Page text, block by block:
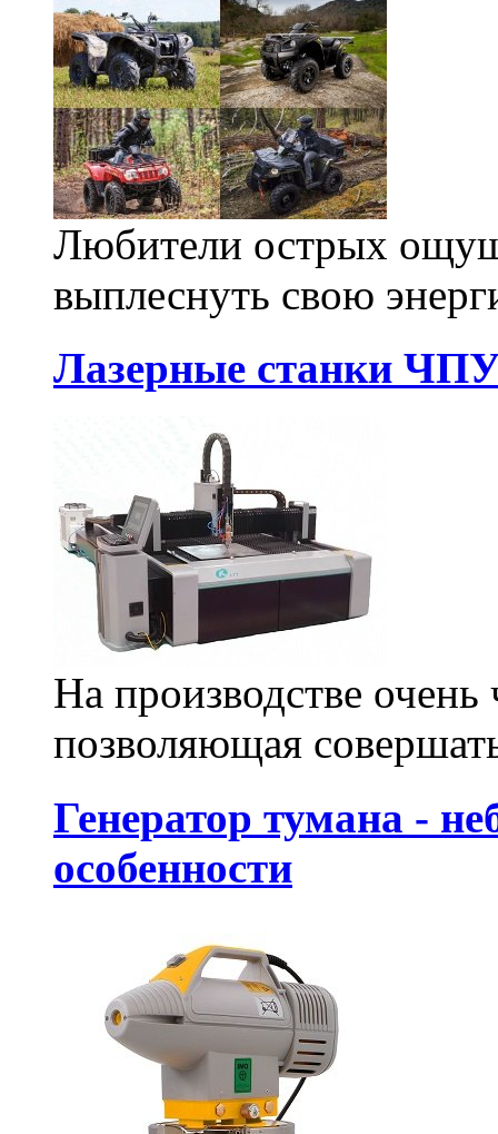
Любители острых
выплеснуть свою
Лазерные станки
На производстве
позволяющая
Генератор тумана -
особенности